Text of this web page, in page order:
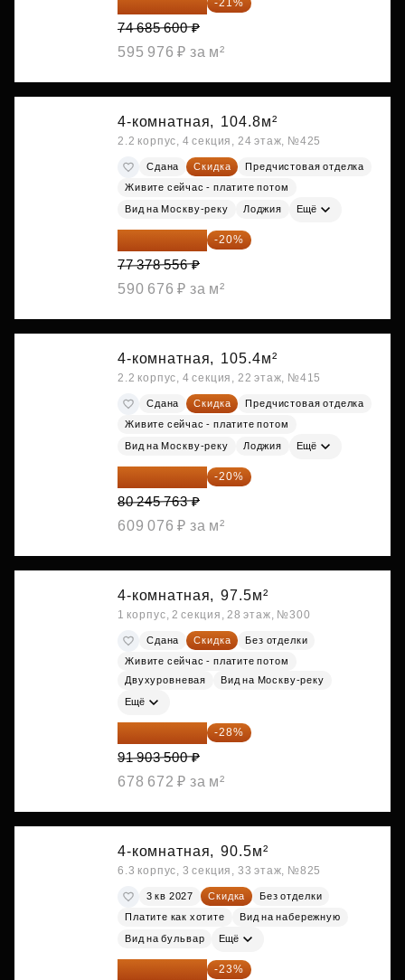
-21%
74 685 600 ₽
595 976 ₽ за м²
4-комнатная, 104.8м²
2.2 корпус, 4 секция, 24 этаж, №425
Сдана Скидка
Предчистовая отделка
Живите сейчас - платите потом
Вид на Москву-реку Лоджия Ещё
61 902 845 ₽ -20%
77 378 556 ₽
590 676 ₽ за м²
4-комнатная, 105.4м²
2.2 корпус, 4 секция, 22 этаж, №415
Сдана Скидка
Предчистовая отделка
Живите сейчас - платите потом
Вид на Москву-реку Лоджия Ещё
64 196 610 ₽ -20%
80 245 763 ₽
609 076 ₽ за м²
4-комнатная, 97.5м²
1 корпус, 2 секция, 28 этаж, №300
Сдана Скидка
Без отделки
Живите сейчас - платите потом
Двухуровневая
Вид на Москву-реку
Ещё
66 170 520 ₽ -28%
91 903 500 ₽
678 672 ₽ за м²
4-комнатная, 90.5м²
6.3 корпус, 3 секция, 33 этаж, №825
3 кв 2027 Скидка
Без отделки
Платите как хотите
Вид на набережную
Вид на бульвар Ещё
66 507 364 ₽ -23%